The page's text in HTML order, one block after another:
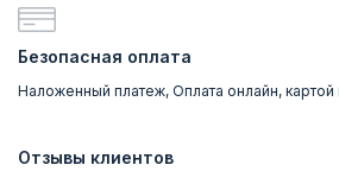
Безопасная оплата
Наложенный платеж, Оплата онлайн, картой
Отзывы клиентов